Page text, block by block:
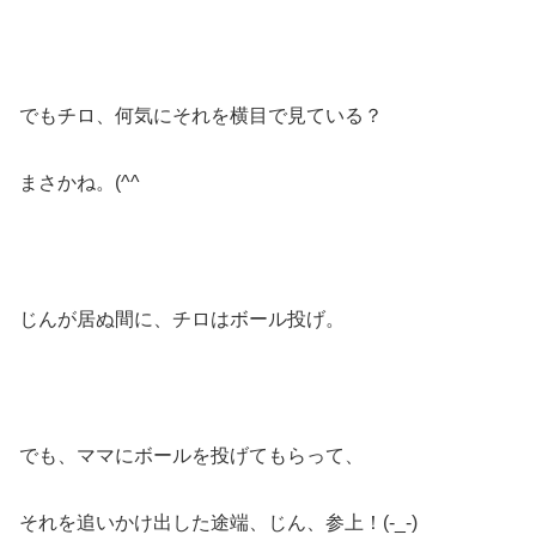
でもチロ、何気にそれを横目で見ている？
まさかね。(^^ゞ
じんが居ぬ間に、チロはボール投げ。
でも、ママにボールを投げてもらって、
それを追いかけ出した途端、じん、参上！(-_-)